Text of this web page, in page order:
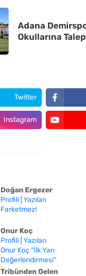
Adana
Okullarına
Twitter
Instagram
Doğan Ergezer
Profili Yazıları
Farketmez!
Onur Koç
Profili Yazıları
Onur Koç "İlk Yarı
Değerlendirmesi"
Tribünden Gelen